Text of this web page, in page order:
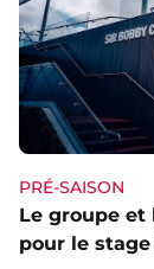
PRÉ-SAISON
Le groupe et
pour le stage